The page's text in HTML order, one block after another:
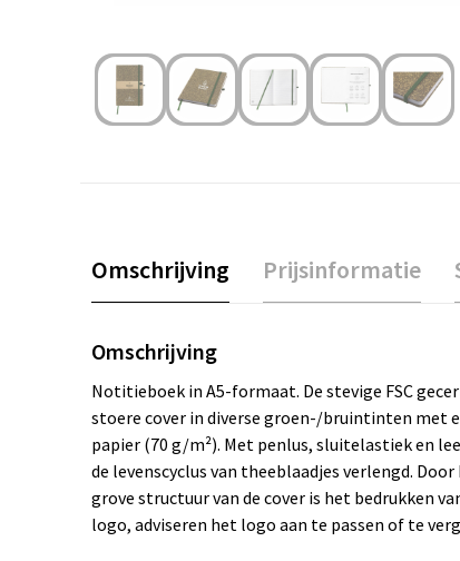
Omschrijving Prijsinformatie
Omschrijving
Notitieboek in A5-formaat. De stevige FSC
stoere cover in diverse groen-/bruintinten met
papier (70 g/m²). Met penlus, sluitelastiek en
de levenscyclus van theeblaadjes verlengd.
grove structuur van de cover is het bedrukken
logo, adviseren het logo aan te passen of te